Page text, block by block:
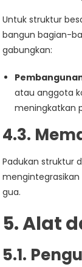
Untuk struktur
bangun bagian-
gabungkan:
atau anggota
meningkatkan
4.3.
Padukan struktur
gua.
5. Alat
5.1.